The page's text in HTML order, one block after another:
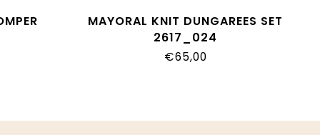
MAYORAL KNIT DUNGAREES SET
2617_024
€65,00